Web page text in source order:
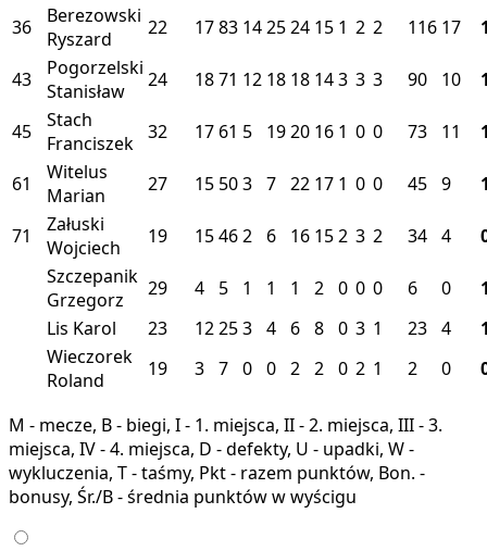
36
Berezowski
Ryszard
22 1783 142524 15 1 2 2 116 17
43
Pogorzelski
Stanisław
24 1871 12 18 18 143 3 3 90 10
45
Stach
Franciszek 32 17 61 5 1920 16 1 0 0 73 11
61
Witelus
Marian
27 15 503 7 22 17 1 0 0 45 9
71
Załuski
Wojciech
19 15462 6 16 152 3 2 34 4
Szczepanik
Grzegorz
29 4 5 1 1 1 2 0 0 0 6 0
Lis Karol
23 12253 4 6 8 0 3 1 23 4
Wieczorek
Roland
19 3 7 0 0 2 2 0 2 1 2 0
M - mecze, B - biegi, I - 1. miejsca, II - 2. miejsca, III - 3.
miejsca, IV - 4. miejsca, D - defekty, U - upadki, W -
wykluczenia, T - taśmy, Pkt - razem punktów, Bon. -
bonusy, Śr./B - średnia punktów w wyścigu